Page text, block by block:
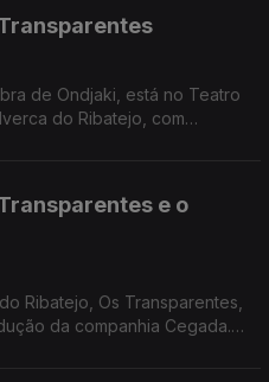
de Ondjaki, está no Teatro
do Ribatejo, com
e o
Ribatejo, Os Transparentes,
da companhia Cegada.